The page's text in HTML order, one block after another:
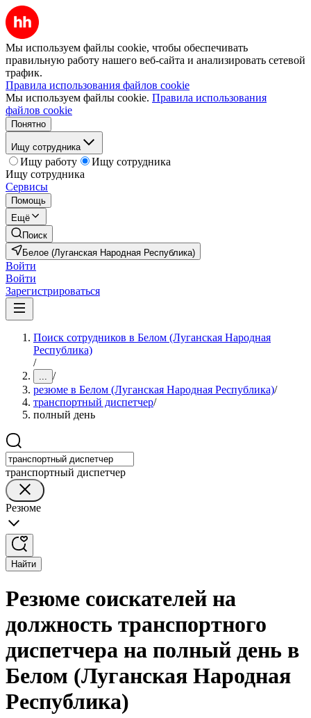
Мы используем файлы cookie, чтобы обеспечивать
правильную работу нашего веб-сайта и анализировать сетевой
трафик.
Правила использования файлов cookie
Мы используем файлы cookie. Правила использования
файлов cookie
Понятно
Ищу сотрудника
Ищу работу
Ищу сотрудника
Ищу сотрудника
Сервисы
Помощь
Ещё
Поиск
Белое (Луганская Народная Республика)
Войти
Войти
Зарегистрироваться
Поиск сотрудников в Белом (Луганская Народная
Республика)
/
... /
резюме в Белом (Луганская Народная Республика)/
транспортный диспетчер/
полный день
транспортный диспетчер
Резюме
Найти
Резюме соискателей на
должность транспортного
диспетчера на полный день в
Белом (Луганская Народная
Республика)